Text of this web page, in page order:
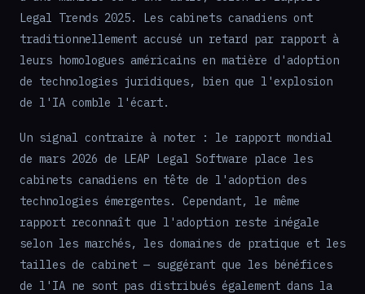
Legal Trends 2025. Les cabinets canadiens ont
traditionnellement accusé un retard par rapport à
leurs homologues américains en matière d'adoption
de technologies juridiques, bien que l'explosion
de l'IA comble l'écart.
Un signal contraire à noter : le rapport mondial
de mars 2026 de LEAP Legal Software place les
cabinets canadiens en tête de l'adoption des
technologies émergentes. Cependant, le même
rapport reconnaît que l'adoption reste inégale
selon les marchés, les domaines de pratique et les
tailles de cabinet — suggérant que les bénéfices
de l'IA ne sont pas distribués également dans la